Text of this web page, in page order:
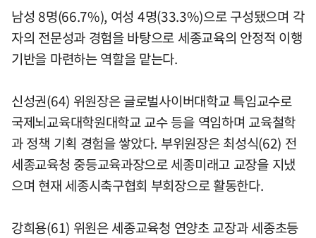
남성 8명(66.7%), 여성 4명(33.3%)으로 구성됐으며 각
자의 전문성과 경험을 바탕으로 세종교육의 안정적 이행
기반을 마련하는 역할을 맡는다.
신성권(64) 위원장은 글로벌사이버대학교 특임교수로
국제뇌교육대학원대학교 교수 등을 역임하며 교육철학
과 정책 기획 경험을 쌓았다. 부위원장은 최성식(62) 전
세종교육청 중등교육과장으로 세종미래고 교장을 지냈
으며 현재 세종시축구협회 부회장으로 활동한다.
강희용(61) 위원은 세종교육청 연양초 교장과 세종초등